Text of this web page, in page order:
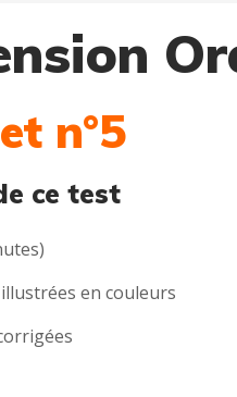
n°5
ce test
en couleurs